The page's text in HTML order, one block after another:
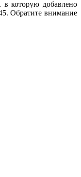
в которую добавлено
Обратите внимание